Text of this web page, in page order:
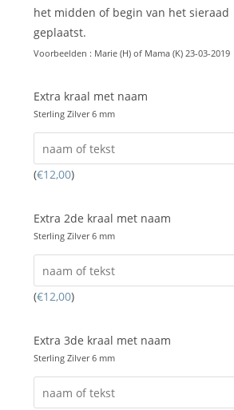
het midden of begin van het sieraad
geplaatst.
Voorbeelden : Marie (H) of Mama (K) 23-03-2019
Extra kraal met naam
Sterling Zilver 6 mm
(€12,00)
Extra 2de kraal met naam
Sterling Zilver 6 mm
(€12,00)
Extra 3de kraal met naam
Sterling Zilver 6 mm